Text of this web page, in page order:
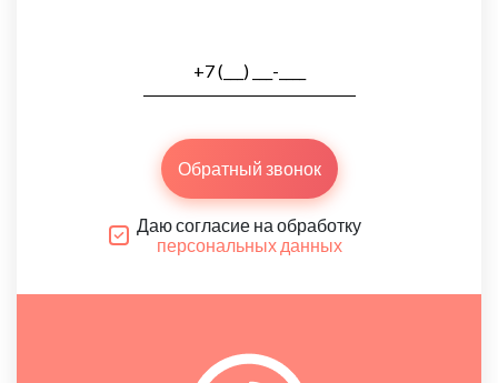
Обратный звонок
Даю согласие на обработку
персональных данных